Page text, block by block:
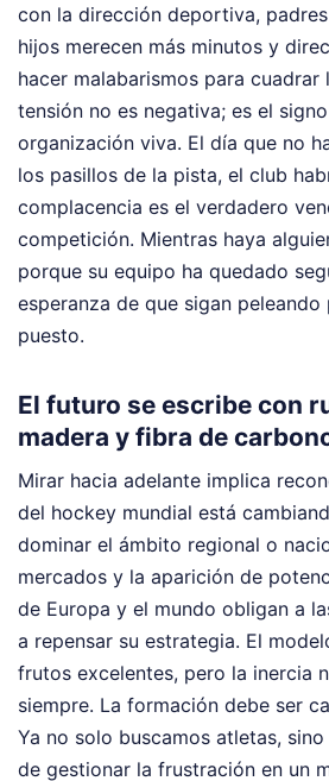
con la dirección deportiva,
hijos merecen más minutos y
hacer malabarismos para cuadrar
tensión no es negativa; es el
organización viva. El día que no
los pasillos de la pista, el club
complacencia es el verdadero
competición. Mientras haya
porque su equipo ha quedado
esperanza de que sigan
puesto.
El futuro se escribe con
madera y fibra de
Mirar hacia adelante implica
del hockey mundial está
dominar el ámbito regional o
mercados y la aparición de
de Europa y el mundo obligan a
a repensar su estrategia. El
frutos excelentes, pero la inercia
siempre. La formación debe ser
Ya no solo buscamos atletas,
de gestionar la frustración en un